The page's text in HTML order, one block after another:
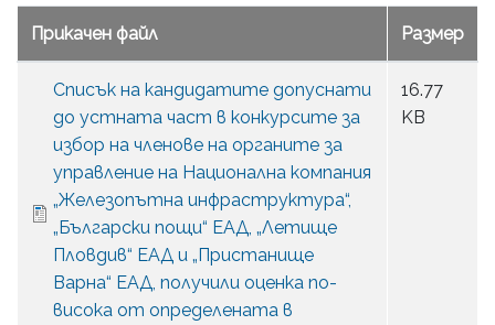
Прикачен файл Размер
Списък на кандидатите допуснати
до устната част в конкурсите за
избор на членове на органите за
управление на Национална компания
„Железопътна инфраструктура“,
„Български пощи“ ЕАД, „Летище
Пловдив“ ЕАД и „Пристанище
Варна“ ЕАД, получили оценка по-
висока от определената в
16.77
KB